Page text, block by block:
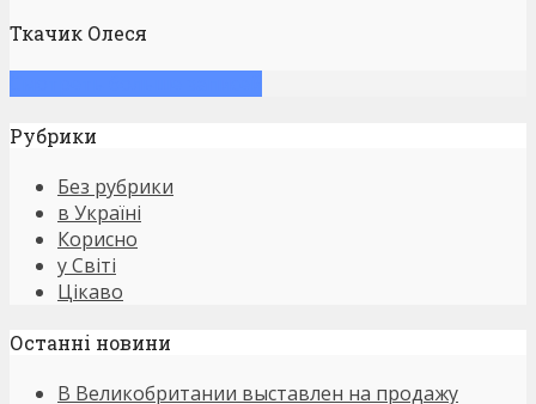
Ткачик Олеся
Рубрики
Без рубрики
в Україні
Корисно
у Світі
Цікаво
Останнi новини
В Великобритании выставлен на продажу